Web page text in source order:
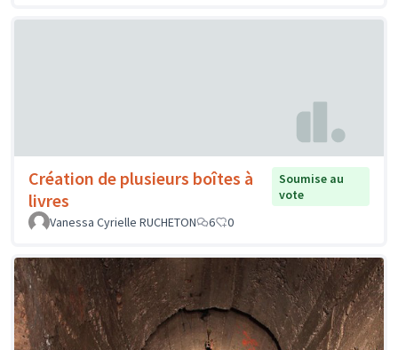
Création de plusieurs boîtes à
livres
Soumise au
vote
Vanessa Cyrielle RUCHETON
6 0